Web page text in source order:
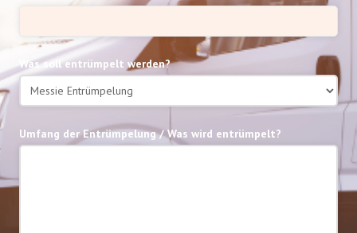
Was soll entrümpelt werden?
Umfang der Entrümpelung / Was wird entrümpelt?